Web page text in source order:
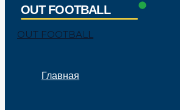
OUT FOOTBALL
Главная